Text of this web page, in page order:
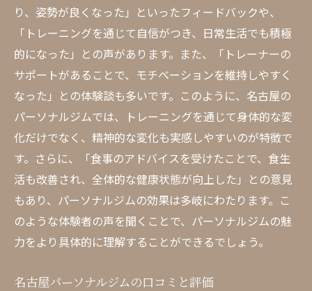
り、姿勢が良くなった」といったフィードバックや、
「トレーニングを通じて自信がつき、日常生活でも積極
的になった」との声があります。また、「トレーナーの
サポートがあることで、モチベーションを維持しやすく
なった」との体験談も多いです。このように、名古屋の
パーソナルジムでは、トレーニングを通じて身体的な変
化だけでなく、精神的な変化も実感しやすいのが特徴で
す。さらに、「食事のアドバイスを受けたことで、食生
活も改善され、全体的な健康状態が向上した」との意見
もあり、パーソナルジムの効果は多岐にわたります。こ
のような体験者の声を聞くことで、パーソナルジムの魅
力をより具体的に理解することができるでしょう。
名古屋パーソナルジムの口コミと評価